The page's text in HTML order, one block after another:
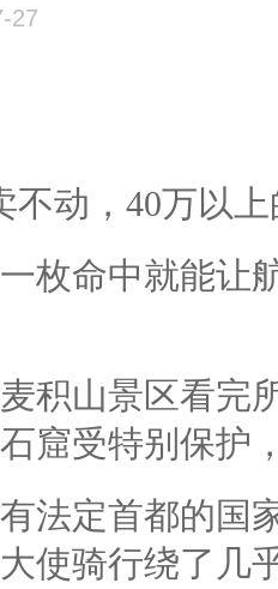
27
不动，40万以
枚命中就能让
积山景区看完
窟受特别保护
法定首都的国
使骑行绕了几